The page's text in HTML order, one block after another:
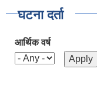
घटना दर्ता
आर्थिक वर्ष